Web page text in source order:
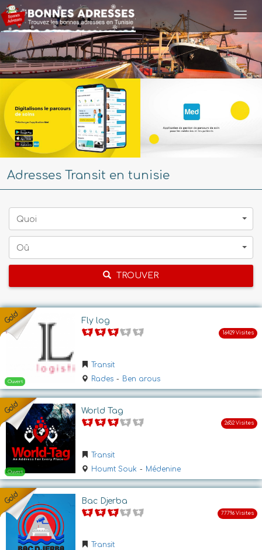
Adresses Transit en tunisie
Quoi
Oû
TROUVER
Ouvert
Fly log
Transit
Rades - Ben arous
World Tag
Transit
Houmt Souk - Médenine
Bac Djerba
Transit